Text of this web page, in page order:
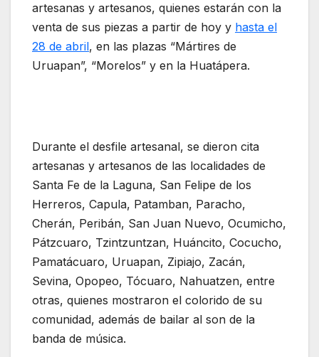
artesanas y artesanos, quienes estarán con la
venta de sus piezas a partir de hoy y hasta el
28 de abril, en las plazas “Mártires de
Uruapan”, “Morelos” y en la Huatápera.
Durante el desfile artesanal, se dieron cita
artesanas y artesanos de las localidades de
Santa Fe de la Laguna, San Felipe de los
Herreros, Capula, Patamban, Paracho,
Cherán, Peribán, San Juan Nuevo, Ocumicho,
Pátzcuaro, Tzintzuntzan, Huáncito, Cocucho,
Pamatácuaro, Uruapan, Zipiajo, Zacán,
Sevina, Opopeo, Tócuaro, Nahuatzen, entre
otras, quienes mostraron el colorido de su
comunidad, además de bailar al son de la
banda de música.